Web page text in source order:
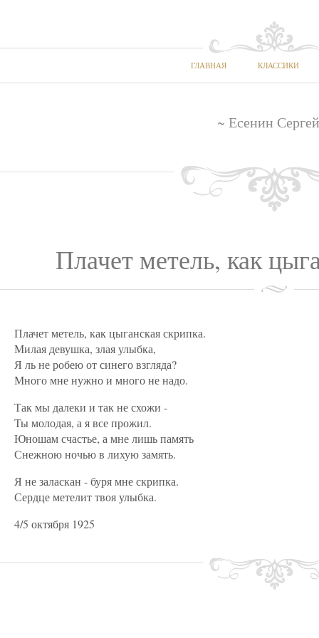
ГЛАВНАЯ КЛАССИКИ
~ Есенин
Плачет метель, как
Плачет метель, как цыганская скрипка.
Милая девушка, злая улыбка,
Я ль не робею от синего взгляда?
Много мне нужно и много не надо.
Так мы далеки и так не схожи -
Ты молодая, а я все прожил.
Юношам счастье, а мне лишь память
Снежною ночью в лихую замять.
Я не заласкан - буря мне скрипка.
Сердце метелит твоя улыбка.
4/5 октября 1925